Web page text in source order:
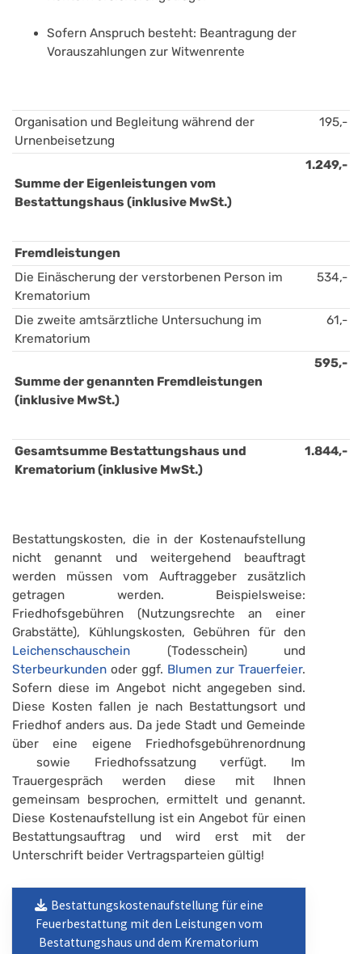
Sofern Anspruch besteht: Beantragung der
Vorauszahlungen zur Witwenrente
Organisation und Begleitung während der
Urnenbeisetzung
195,-
Summe der Eigenleistungen vom
Bestattungshaus (inklusive MwSt.)
1.249,-
Fremdleistungen
Die Einäscherung der verstorbenen Person im
Krematorium
534,-
Die zweite amtsärztliche Untersuchung im
Krematorium
61,-
Summe der genannten Fremdleistungen
(inklusive MwSt.)
595,-
Gesamtsumme Bestattungshaus und
Krematorium (inklusive MwSt.)
1.844,-
Bestattungskosten, die in der Kostenaufstellung
nicht genannt und weitergehend beauftragt
werden müssen vom Auftraggeber zusätzlich
getragen werden. Beispielsweise:
Friedhofsgebühren (Nutzungsrechte an einer
Grabstätte), Kühlungskosten, Gebühren für den
Leichenschauschein (Todesschein) und
Sterbeurkunden oder ggf. Blumen zur Trauerfeier.
Sofern diese im Angebot nicht angegeben sind.
Diese Kosten fallen je nach Bestattungsort und
Friedhof anders aus. Da jede Stadt und Gemeinde
über eine eigene Friedhofsgebührenordnung
sowie Friedhofssatzung verfügt. Im
Trauergespräch werden diese mit Ihnen
gemeinsam besprochen, ermittelt und genannt.
Diese Kostenaufstellung ist ein Angebot für einen
Bestattungsauftrag und wird erst mit der
Unterschrift beider Vertragsparteien gültig!
Bestattungskostenaufstellung für eine
Feuerbestattung mit den Leistungen vom
Bestattungshaus und dem Krematorium